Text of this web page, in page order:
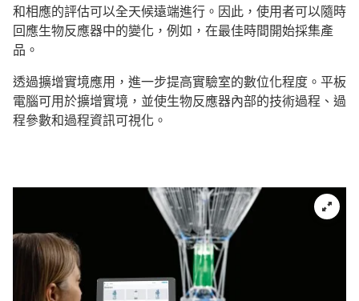
和相應的評估可以全天候遠端進行。因此，使用者可以隨時
回應生物反應器中的變化，例如，在最佳時間開始採集產
品。
透過擴增實境應用，進一步提高實驗室的數位化程度。平板
電腦可用於擴增實境，並使生物反應器內部的技術過程、過
程參數和過程資訊可視化。